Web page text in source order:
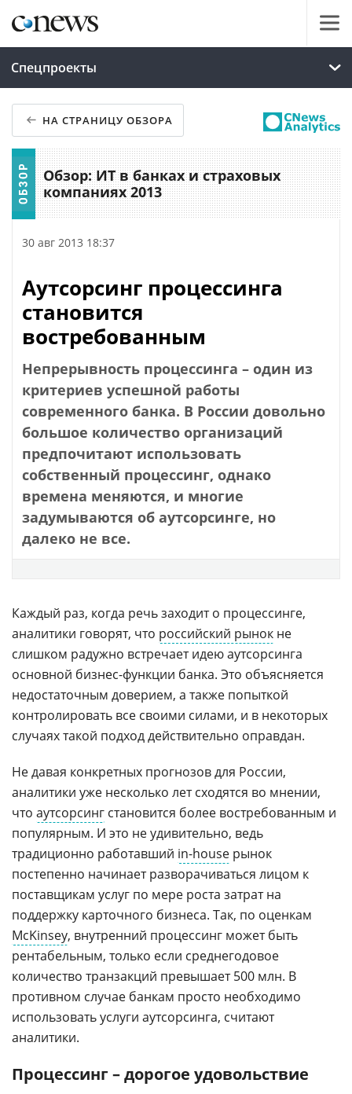
Спецпроекты
НА СТРАНИЦУ ОБЗОРА
Обзор: ИТ в банках и страховых
компаниях 2013
30 авг 2013 18:37
Аутсорсинг процессинга
становится
востребованным
Непрерывность процессинга – один из
критериев успешной работы
современного банка. В России довольно
большое количество организаций
предпочитают использовать
собственный процессинг, однако
времена меняются, и многие
задумываются об аутсорсинге, но
далеко не все.
Каждый раз, когда речь заходит о процессинге,
аналитики говорят, что российский рынок не
слишком радужно встречает идею аутсорсинга
основной бизнес-функции банка. Это объясняется
недостаточным доверием, а также попыткой
контролировать все своими силами, и в некоторых
случаях такой подход действительно оправдан.
Не давая конкретных прогнозов для России,
аналитики уже несколько лет сходятся во мнении,
что аутсорсинг становится более востребованным и
популярным. И это не удивительно, ведь
традиционно работавший in-house рынок
постепенно начинает разворачиваться лицом к
поставщикам услуг по мере роста затрат на
поддержку карточного бизнеса. Так, по оценкам
McKinsey, внутренний процессинг может быть
рентабельным, только если среднегодовое
количество транзакций превышает 500 млн. В
противном случае банкам просто необходимо
использовать услуги аутсорсинга, считают
аналитики.
Процессинг – дорогое удовольствие